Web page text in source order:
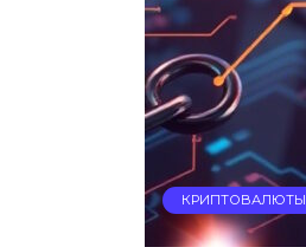
КРИПТОВАЛЮТЫ